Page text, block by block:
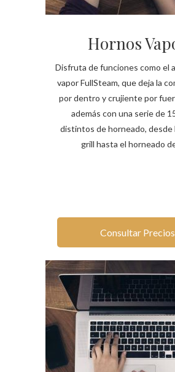
Hornos
Disfruta de funciones como el
vapor FullSteam, que deja la
por dentro y crujiente por
además con una serie de
distintos de horneado, desde
grill hasta el horneado
Consultar Precios